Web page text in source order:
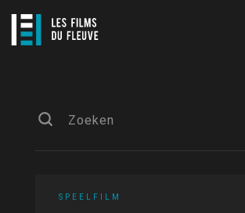
SPEELFILM